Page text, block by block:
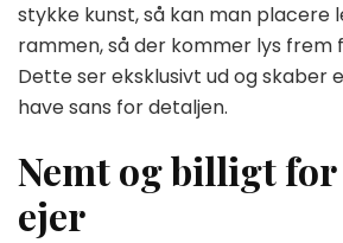
stykke kunst, så kan man placere
rammen, så der kommer lys frem
Dette ser eksklusivt ud og skaber
have sans for detaljen.
Nemt og billigt
ejer